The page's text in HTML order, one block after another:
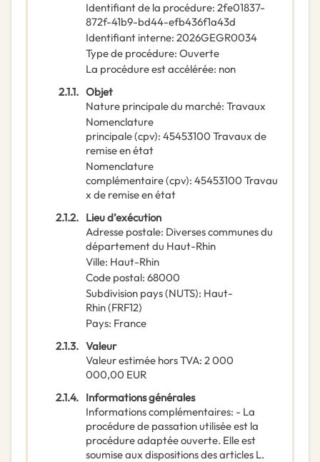
Identifiant de la procédure: 2fe01837-
872f-41b9-bd44-efb436f1a43d
Identifiant interne: 2026GEGR0034
Type de procédure: Ouverte
La procédure est accélérée: non
2.1.1. Objet
Nature principale du marché: Travaux
Nomenclature
principale(cpv): 45453100 Travaux de
remise en état
Nomenclature
complémentaire(cpv): 45453100 Travau
x de remise en état
2.1.2. Lieu d’exécution
Adresse postale: Diverses communes du
département du Haut-Rhin
Ville: Haut-Rhin
Code postal: 68000
Subdivision pays (NUTS): Haut-
Rhin(FRF12)
Pays: France
2.1.3. Valeur
Valeur estimée hors TVA: 2 000
000,00 EUR
2.1.4. Informations générales
Informations complémentaires: - La
procédure de passation utilisée est la
procédure adaptée ouverte. Elle est
soumise aux dispositions des articles L.